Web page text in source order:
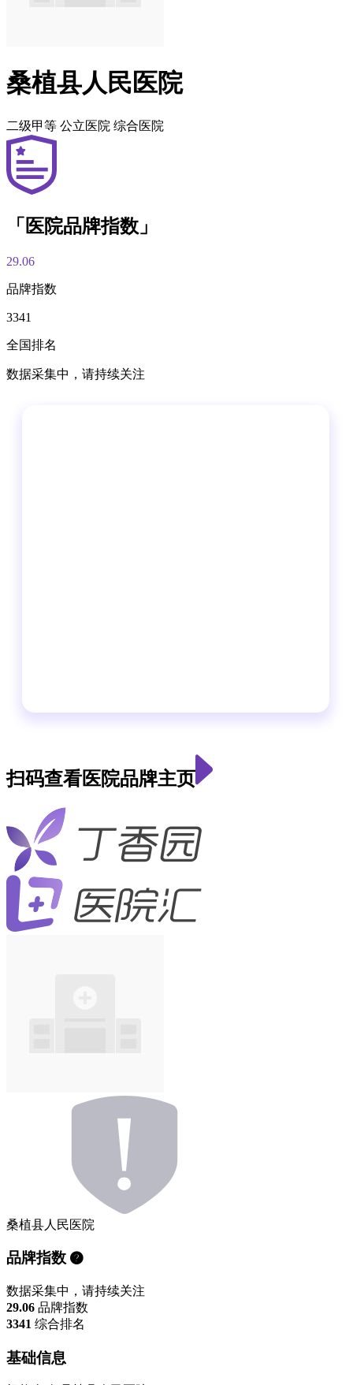
桑植县人民医院
二级甲等 公立医院 综合医院
「医院品牌指数」
29.06
品牌指数
3341
全国排名
数据采集中，请持续关注
扫码查看医院品牌主页
桑植县人民医院
品牌指数
数据采集中，请持续关注
29.06 品牌指数
3341 综合排名
基础信息